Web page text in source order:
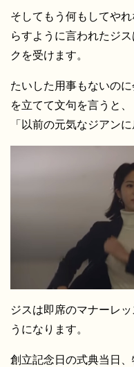
そしてもう何もしてや
らすように言われたジ
クを受けます。
たいした用事もないの
を立てて文句を言うと
「以前の元気なジアン
ジスは即席のマナーレ
うになります。
創立記念日の式典当日